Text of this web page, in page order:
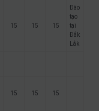
15 15 15
Đào
tạo
tại
Đắk
Lắk
15 15 15